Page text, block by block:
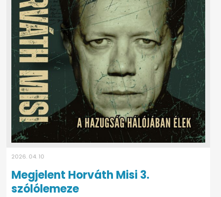
2026. 04. 10
Megjelent Horváth Misi 3.
szólólemeze